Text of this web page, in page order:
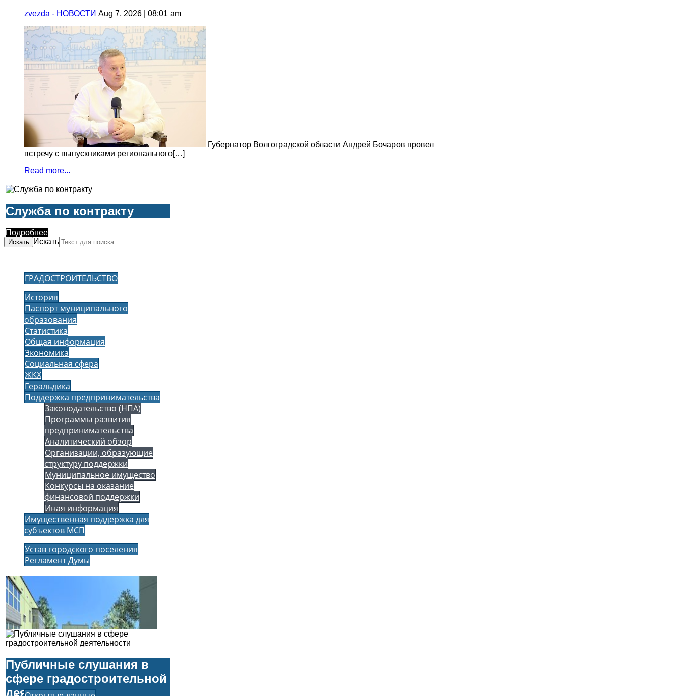
zvezda - НОВОСТИ Aug 7, 2026 | 08:01 am
Губернатор Волгоградской области Андрей Бочаров провел
встречу с выпускниками регионального[…]
Read more...
Служба по контракту
Подробнее
Искать Искать
ГРАДОСТРОИТЕЛЬСТВО
История
Паспорт муниципального
образования
Статистика
Общая информация
Экономика
Социальная сфера
ЖКХ
Геральдика
Поддержка предпринимательства
Законодательство (НПА)
Программы развития
предпринимательства
Аналитический обзор
Организации, образующие
структуру поддержки
Муниципальное имущество
Конкурсы на оказание
финансовой поддержки
Иная информация
Имущественная поддержка для
субъектов МСП
Устав городского поселения
Регламент Думы
Публичные слушания в
сфере градостроительной
деятельности